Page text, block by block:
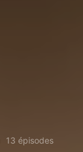
13 épisodes